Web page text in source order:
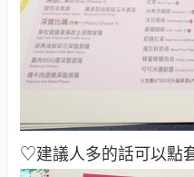
♡建議人多的話可以點